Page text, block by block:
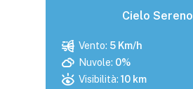
Cielo Sereno
Vento: 5 Km/h
Nuvole: 0%
Visibilità: 10 km